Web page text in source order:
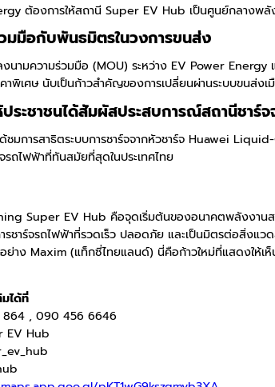
ต้องการให้สถานี Super EV Hub เป็นศูนย์กลางพลัง
มมือกับพันธมิตรในวงการขนส่ง
ามความร่วมมือ (MOU) ระหว่าง EV Power Energy
คาพิเศษ นับเป็นก้าวสำคัญของการเปลี่ยนผ่านระบบขนส่ง
ประชาชนได้สัมผัสประสบการณ์สถานีชาร์จ
ชมการสาธิตระบบการชาร์จจากหัวชาร์จ Huawei
รถไฟฟ้าที่ทันสมัยที่สุดในประเทศไทย
Super EV Hub คือจุดเริ่มต้นของอนาคตพลังงานสะ
รชาร์จรถไฟฟ้าที่รวดเร็ว ปลอดภัย และเป็นมิตรต่อสิ่ง
าง Maxim (แท็กซี่ไทยแลนด์) นี่คือก้าวใหม่ที่แสดงให้เ
ได้ที่
, 090 456 6646
EV Hub